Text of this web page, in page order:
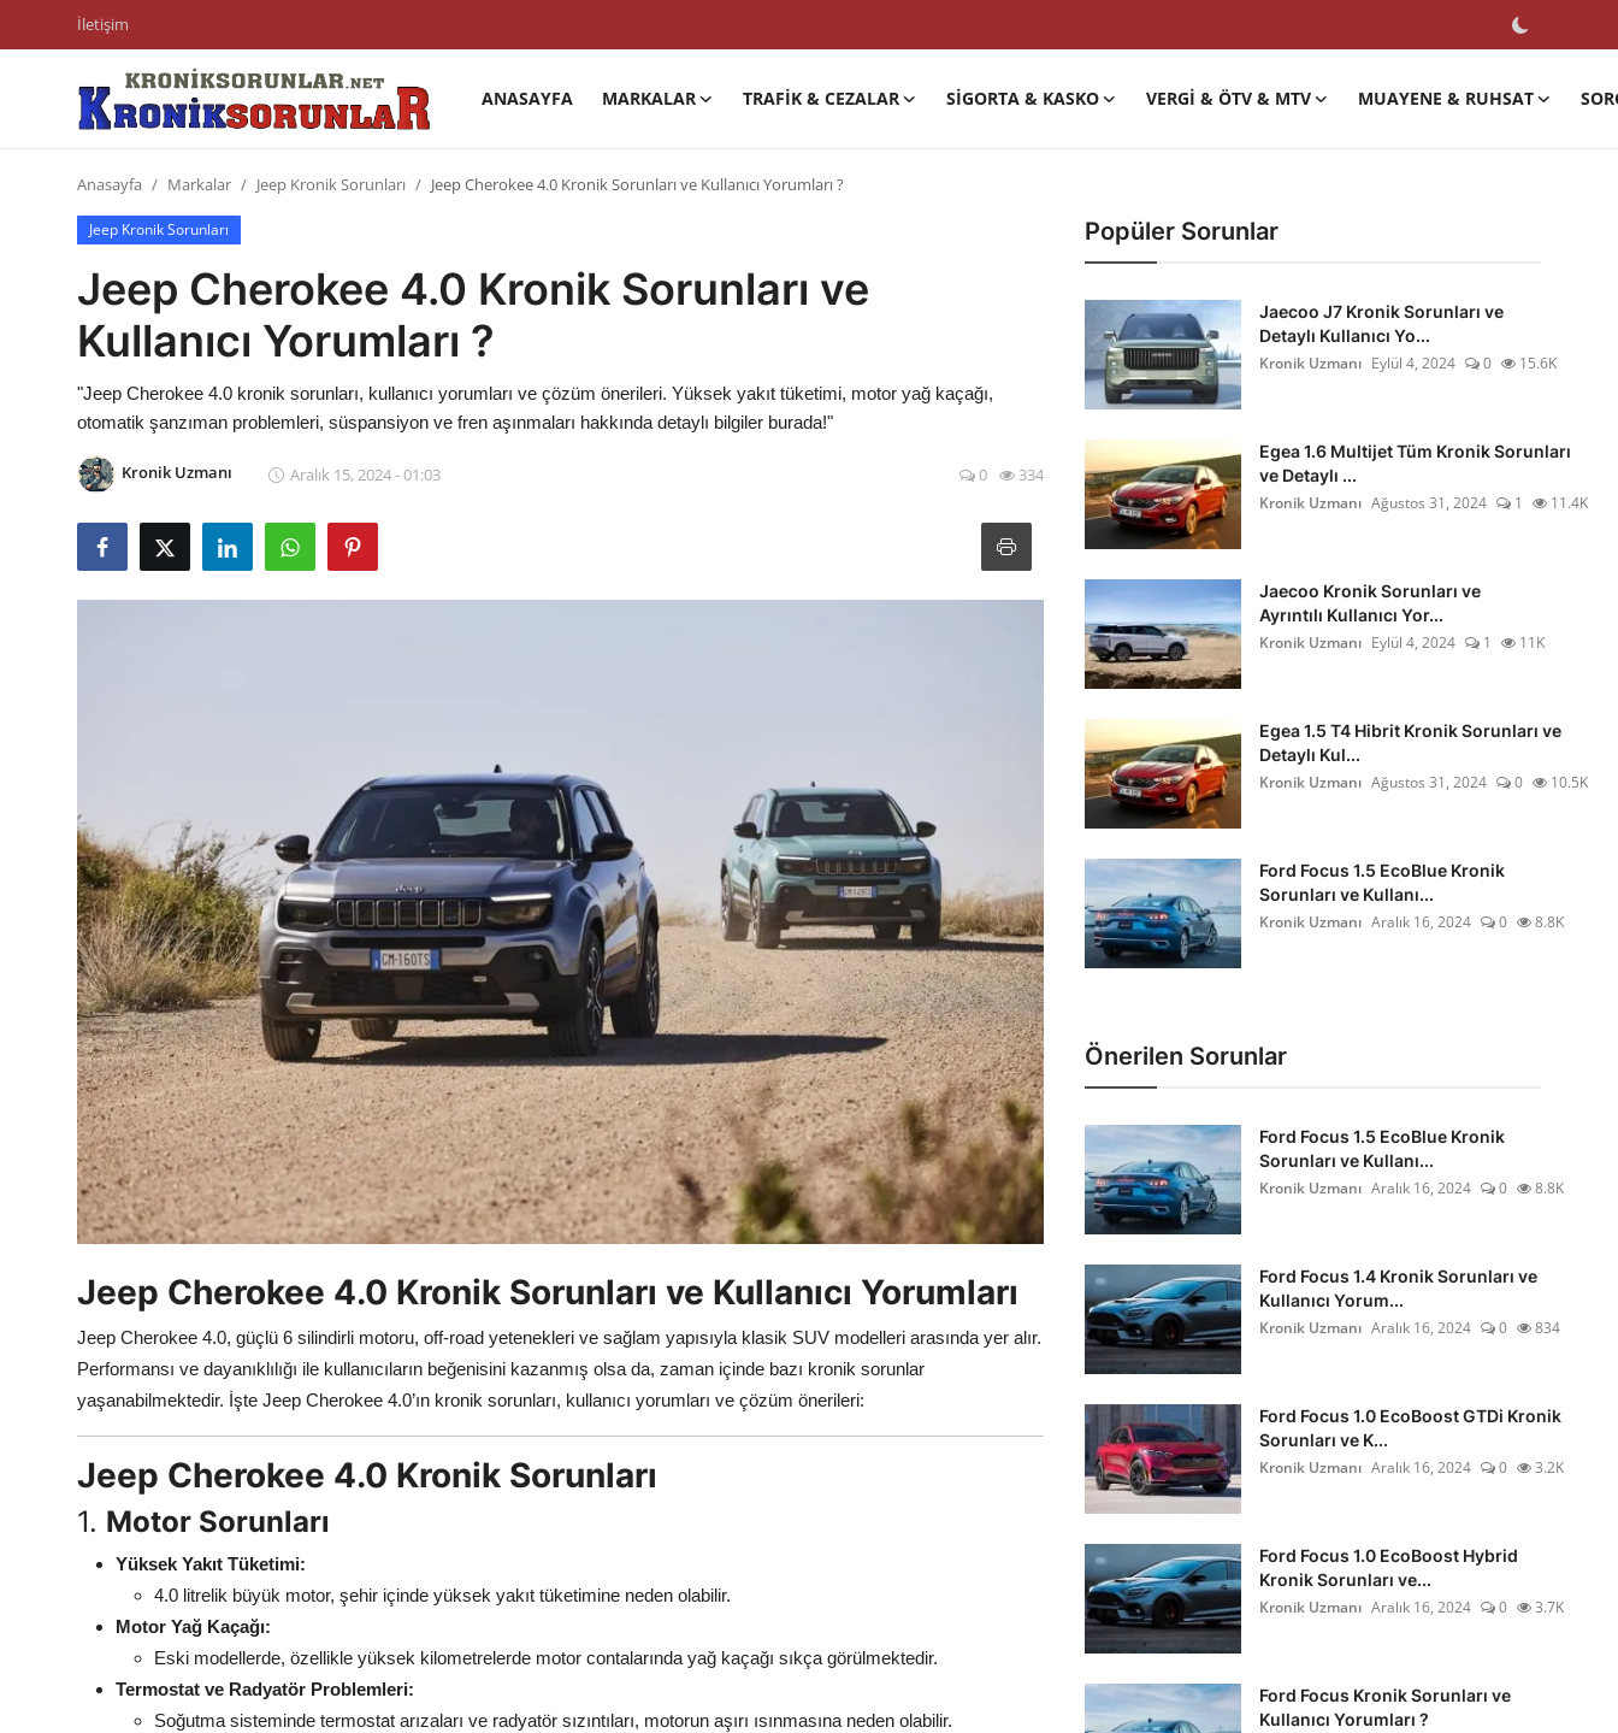
İletişim
ANASAYFA MARKALAR TRAFIK & CEZALAR SIGORTA & KASKO VERGI & ÖTV & MTV MUAYENE & RUHSAT
Trafik & Cezalar
Sigorta & Kasko
Vergi & ÖTV & MTV
Muayene & Ruhsat
Sorgulamalar
İkinci El & Alım-Satım
Lastik & Jant
Yağlar & Sıvılar
LPG & Yakıt
Elektrik & Akü
Klima & Konfor
Aydınlatma & Görüş
Şanzıman & Aktarma
Dizel Sistemler
Anasayfa Markalar Jeep Kronik Sorunları Jeep Cherokee 4.0 Kronik Sorunları ve Kullanıcı Yorumları ?
Jeep Kronik Sorunları
Jeep Cherokee 4.0 Kronik Sorunları ve
Kullanıcı Yorumları ?
"Jeep Cherokee 4.0 kronik sorunları, kullanıcı yorumları ve çözüm önerileri. Yüksek yakıt tüketimi, motor yağ kaçağı,
otomatik şanzıman problemleri, süspansiyon ve fren aşınmaları hakkında detaylı bilgiler burada!"
Kronik Uzmanı Aralık 15, 2024 - 01:03 0 334
Jeep Cherokee 4.0 Kronik Sorunları ve Kullanıcı Yorumları
Jeep Cherokee 4.0, güçlü 6 silindirli motoru, off-road yetenekleri ve sağlam yapısıyla klasik SUV modelleri arasında yer alır.
Performansı ve dayanıklılığı ile kullanıcıların beğenisini kazanmış olsa da, zaman içinde bazı kronik sorunlar
yaşanabilmektedir. İşte Jeep Cherokee 4.0’ın kronik sorunları, kullanıcı yorumları ve çözüm önerileri:
Jeep Cherokee 4.0 Kronik Sorunları
1. Motor Sorunları
Yüksek Yakıt Tüketimi:
4.0 litrelik büyük motor, şehir içinde yüksek yakıt tüketimine neden olabilir.
Motor Yağ Kaçağı:
Eski modellerde, özellikle yüksek kilometrelerde motor contalarında yağ kaçağı sıkça görülmektedir.
Termostat ve Radyatör Problemleri:
Soğutma sisteminde termostat arızaları ve radyatör sızıntıları, motorun aşırı ısınmasına neden olabilir.
Popüler Sorunlar
Jaecoo J7 Kronik Sorunları ve
Detaylı Kullanıcı Yo...
Kronik Uzmanı Eylül 4, 2024 0 15.6K
Egea 1.6 Multijet Tüm Kronik Sorunları
ve Detaylı ...
Kronik Uzmanı Ağustos 31, 2024 1 11.4K
Jaecoo Kronik Sorunları ve
Ayrıntılı Kullanıcı Yor...
Kronik Uzmanı Eylül 4, 2024 1 11K
Egea 1.5 T4 Hibrit Kronik Sorunları ve
Detaylı Kul...
Kronik Uzmanı Ağustos 31, 2024 0 10.5K
Ford Focus 1.5 EcoBlue Kronik
Sorunları ve Kullanı...
Kronik Uzmanı Aralık 16, 2024 0 8.8K
Önerilen Sorunlar
Ford Focus 1.5 EcoBlue Kronik
Sorunları ve Kullanı...
Kronik Uzmanı Aralık 16, 2024 0 8.8K
Ford Focus 1.4 Kronik Sorunları ve
Kullanıcı Yorum...
Kronik Uzmanı Aralık 16, 2024 0 834
Ford Focus 1.0 EcoBoost GTDi Kronik
Sorunları ve K...
Kronik Uzmanı Aralık 16, 2024 0 3.2K
Ford Focus 1.0 EcoBoost Hybrid
Kronik Sorunları ve...
Kronik Uzmanı Aralık 16, 2024 0 3.7K
Ford Focus Kronik Sorunları ve
Kullanıcı Yorumları ?